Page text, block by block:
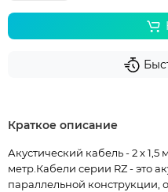
Краткое описание
Акустический кабель - 2 x 1,5
метр.Кабели серии RZ - это
параллельной